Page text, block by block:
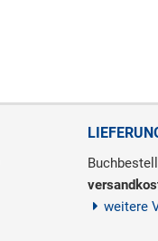
weitere